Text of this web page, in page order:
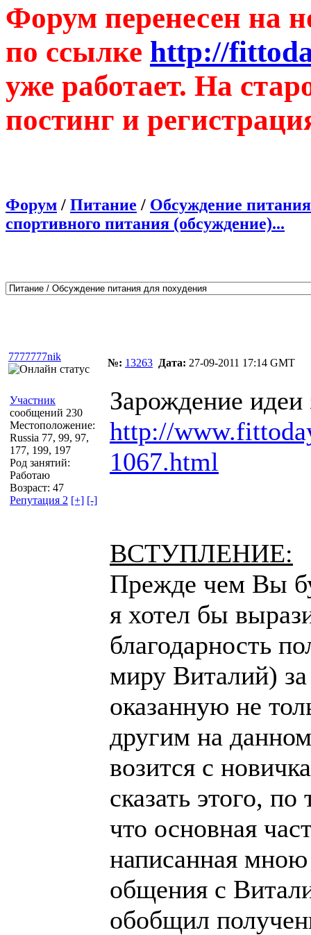
Форум перенесен на
по ссылке http://
уже работает. На
постинг и
Форум / Питание / Обсуждение
спортивного питания (обсуждение)...
7777777nik
№: 13263 Дата: 27-09-2011 17:14 GMT
Участник
сообщений 230
Местоположение:
Russia 77, 99, 97,
177, 199, 197
Род занятий:
Работаю
Возраст: 47
Репутация 2 [+] [-]
Зарождение идеи
http://
1067.html
ВСТУПЛЕНИЕ:
Прежде чем Вы
я хотел бы
благодарность
миру Виталий)
оказанную не
другим на
возится с
сказать этого,
что основная
написанная
общения с
обобщил